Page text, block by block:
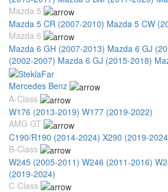
Mazda 5
Mazda 5 CR (2007-2010) Mazda 5 CW
Mazda 6
Mazda 6 GH (2007-2013) Mazda 6 GJ
(2002-2007) Mazda 6 GJ (2015-2018)
Mercedes Benz
A-Class
W176 (2013-2019) W177 (2019-2022)
AMG GT
C190/R190 (2014-2024) X290 (2019-
B-Class
W245 (2005-2011) W246 (2011-2016)
(2019-2024)
C-Class